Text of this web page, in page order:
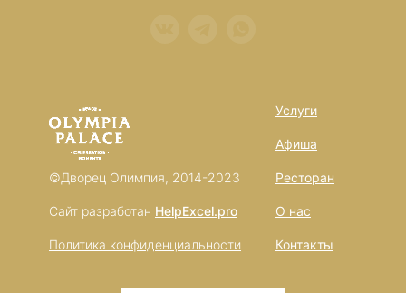
©Дворец Олимпия, 2014-2023
Услуги
Афиша
Ресторан
О нас
Контакты
Сайт разработан HelpExcel.pro
Политика конфиденциальности